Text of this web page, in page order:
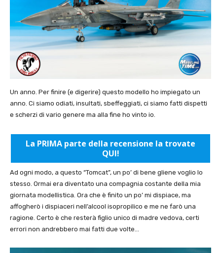
Un anno. Per finire (e digerire) questo modello ho impiegato un
anno. Ci siamo odiati, insultati, sbeffeggiati, ci siamo fatti dispetti
e scherzi di vario genere ma alla fine ho vinto io.
La PRIMA parte della recensione la trovate
QUI!
Ad ogni modo, a questo “Tomcat”, un po’ di bene gliene voglio lo
stesso. Ormai era diventato una compagnia costante della mia
giornata modellistica. Ora che è finito un po’ mi dispiace, ma
affogherò i dispiaceri nell’alcool isopropilico e me ne farò una
ragione. Certo è che resterà figlio unico di madre vedova, certi
errori non andrebbero mai fatti due volte…